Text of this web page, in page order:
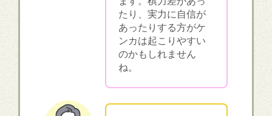
たり、実力に自信が
あったりする方がケ
ンカは起こりやすい
のかもしれません
ね。